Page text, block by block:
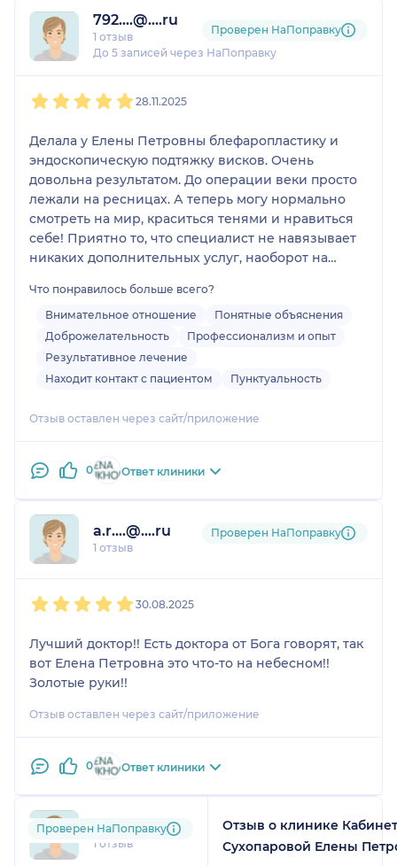
рекомендую Елену Петровну как первоклассного
хирурга.
792....@....ru
1 отзыв
До 5 записей через НаПоправку
Проверен НаПоправку
28.11.2025
Делала у Елены Петровны блефаропластику и
эндоскопическую подтяжку висков. Очень
довольна результатом. До операции веки просто
лежали на ресницах. А теперь могу нормально
смотреть на мир, краситься тенями и нравиться
себе! Приятно то, что специалист не навязывает
никаких дополнительных услуг, наоборот на
«хотелок» сказала: это вам не надо, а вот здесь
поможет массажер. Также Елена Петровна очень
внимательна, приятна в общении, отвечает на все
вопросы и всегда на связи.
Что понравилось больше всего?
Внимательное отношение
Понятные объяснения
Доброжелательность
Профессионализм и опыт
Результативное лечение
Находит контакт с пациентом
Пунктуальность
Отзыв оставлен через сайт/приложение
0 Ответ клиники
a.r....@....ru
1 отзыв
Проверен НаПоправку
30.08.2025
Лучший доктор!! Есть доктора от Бога говорят, так
вот Елена Петровна это что-то на небесном!!
Золотые руки!!
Отзыв оставлен через сайт/приложение
0 Ответ клиники
lut....@....ru
1 отзыв
Проверен НаПоправку
Отзыв о клинике
Сухопаровой Елены